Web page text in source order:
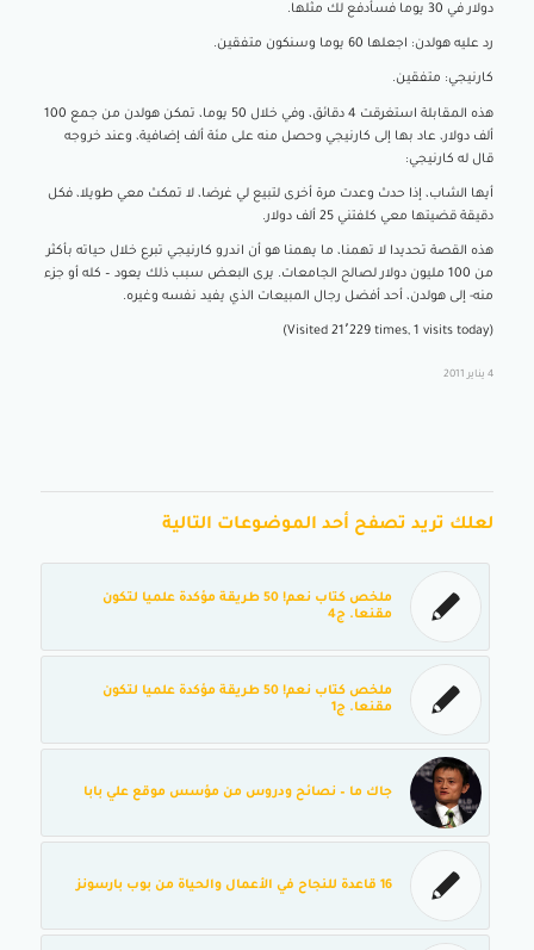
دولار في 30 يوما فسأدفع لك مثلها.
رد عليه هولدن: اجعلها 60 يوما وسنكون متفقين.
كارنيجي: متفقين.
هذه المقابلة استغرقت 4 دقائق، وفي خلال 50 يوما، تمكن هولدن من جمع 100
ألف دولار، عاد بها إلى كارنيجي وحصل منه على مئة ألف إضافية، وعند خروجه
قال له كارنيجي:
أيها الشاب، إذا حدث وعدت مرة أخرى لتبيع لي غرضا، لا تمكث معي طويلا، فكل
دقيقة قضيتها معي كلفتني 25 ألف دولار.
هذه القصة تحديدا لا تهمنا، ما يهمنا هو أن اندرو كارنيجي تبرع خلال حياته بأكثر
من 100 مليون دولار لصالح الجامعات. يرى البعض سبب ذلك يعود – كله أو جزء
منه- إلى هولدن، أحد أفضل رجال المبيعات الذي يفيد نفسه وغيره.
(Visited 21٬229 times, 1 visits today)
4 يناير 2011
لعلك تريد تصفح أحد الموضوعات التالية
ملخص كتاب نعم! 50 طريقة مؤكدة علميا لتكون
مقنعا. ج4
ملخص كتاب نعم! 50 طريقة مؤكدة علميا لتكون
مقنعا. ج1
جاك ما – نصائح ودروس من مؤسس موقع علي بابا
16 قاعدة للنجاح في الأعمال والحياة من بوب بارسونز